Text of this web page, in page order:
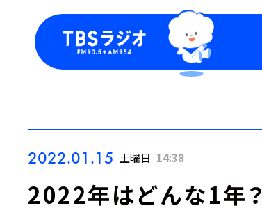
2022.01.15 土曜日 14:38
2022年はどんな1年？